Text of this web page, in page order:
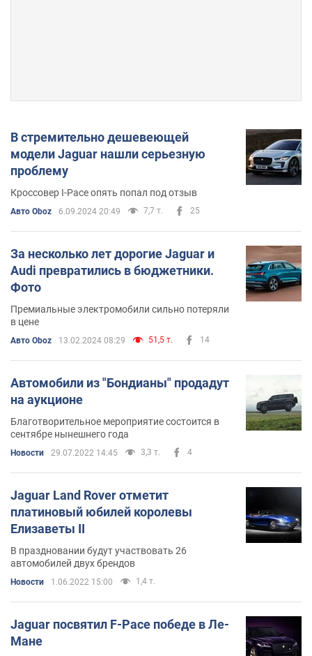
В стремительно дешевеющей
модели Jaguar нашли серьезную
проблему
Кроссовер I-Pace опять попал под отзыв
Авто Oboz 6.09.2024 20:49 7,7 т. 25
За несколько лет дорогие Jaguar и
Audi превратились в бюджетники.
Фото
Премиальные электромобили сильно потеряли
в цене
Авто Oboz 13.02.2024 08:29 51,5 т. 14
Автомобили из "Бондианы" продадут
на аукционе
Благотворительное мероприятие состоится в
сентябре нынешнего года
Новости 29.07.2022 14:45 3,3 т. 4
Jaguar Land Rover отметит
платиновый юбилей королевы
Елизаветы II
В праздновании будут участвовать 26
автомобилей двух брендов
Новости 1.06.2022 15:00 1,4 т.
Jaguar посвятил F-Pace победе в Ле-
Мане